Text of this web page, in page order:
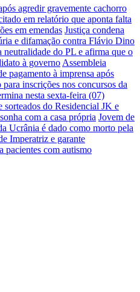
agredir gravemente cachorro
em relatório que aponta falta
em emendas Justiça condena
e difamação contra Flávio Dino
do PL e afirma que o
à governo Assembleia
pagamento à imprensa após
para inscrições nos concursos da
nesta sexta-feira (07)
sorteados do Residencial JK e
com a casa própria Jovem de
Ucrânia é dado como morto pela
Imperatriz e garante
pacientes com autismo